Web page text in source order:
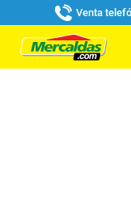
Venta